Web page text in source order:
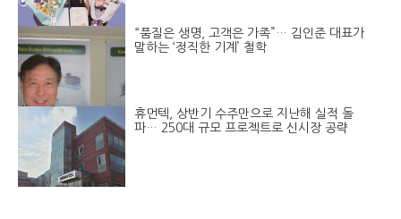
“품질은 생명, 고객은 가족”… 김인준 대표가
말하는 ‘정직한 기계’ 철학
휴먼텍, 상반기 수주만으로 지난해 실적 돌
파… 250대 규모 프로젝트로 신시장 공략